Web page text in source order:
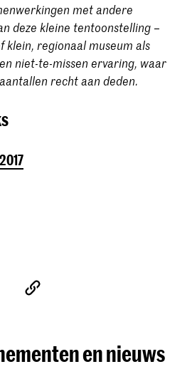
met andere
deze kleine tentoonstelling –
klein, regionaal museum als
niet-te-missen ervaring, waar
recht aan deden.
en nieuws